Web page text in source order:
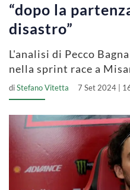
“dopo la
disastro”
L'analisi di Pecco
nella sprint race a
diStefano Vitetta 7 Set 2024 |